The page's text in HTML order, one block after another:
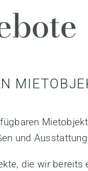
und
die wir bereits